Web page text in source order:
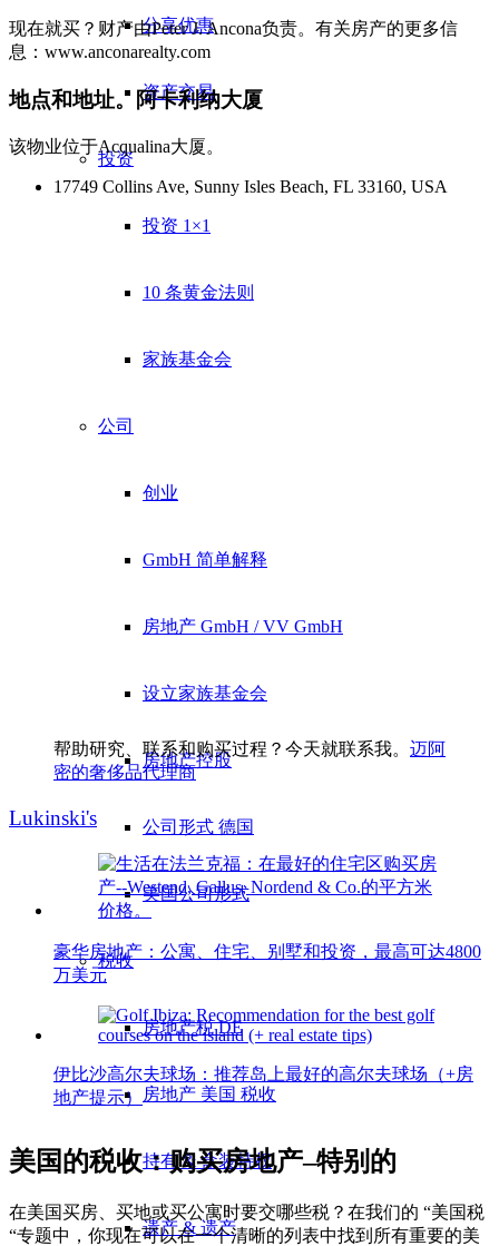
分享优惠
资产交易
投资
投资 1×1
10 条黄金法则
家族基金会
公司
创业
GmbH 简单解释
房地产 GmbH / VV GmbH
设立家族基金会
房地产控股
公司形式 德国
美国公司形式
税收
房地产税 DE
房地产 美国 税收
持有 & 盒装特权
遗产 & 遗产
现在就买？财产由Peter J. Ancona负责。有关房产的更多信
息：www.anconarealty.com
地点和地址。阿卡利纳大厦
该物业位于Acqualina大厦。
17749 Collins Ave, Sunny Isles Beach, FL 33160, USA
帮助研究、联系和购买过程？今天就联系我。 迈阿
密的奢侈品代理商
Lukinski's
豪华房地产：公寓、住宅、别墅和投资，最高可达4800
万美元
伊比沙高尔夫球场：推荐岛上最好的高尔夫球场（+房
地产提示）
美国的税收：购买房地产–特别的
在美国买房、买地或买公寓时要交哪些税？在我们的 “美国税
“专题中，你现在可以在一个清晰的列表中找到所有重要的美